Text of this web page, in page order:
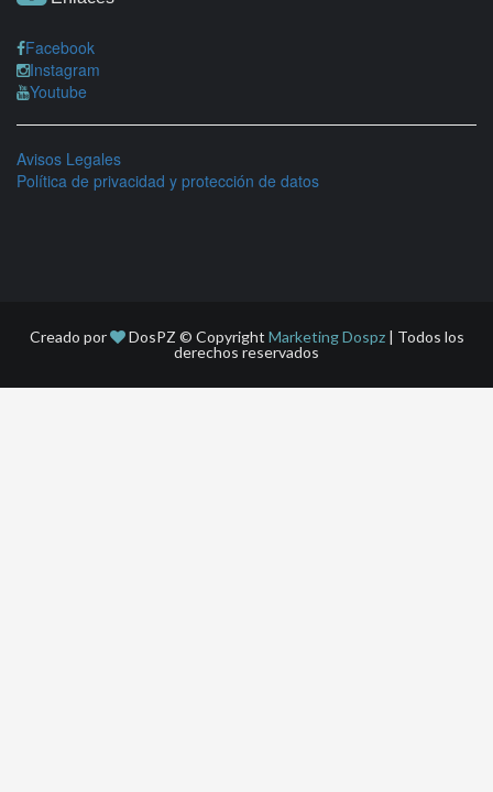
Facebook
Instagram
Youtube
Avisos Legales
Política de privacidad y protección de datos
Creado por DosPZ © Copyright Marketing Dospz| Todos los
derechos reservados